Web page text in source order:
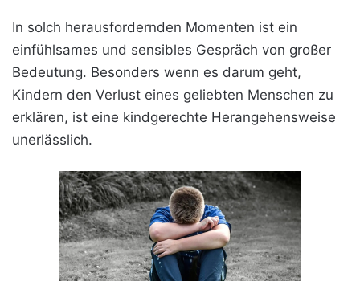
In solch herausfordernden Momenten ist ein
einfühlsames und sensibles Gespräch von großer
Bedeutung. Besonders wenn es darum geht,
Kindern den Verlust eines geliebten Menschen zu
erklären, ist eine kindgerechte Herangehensweise
unerlässlich.